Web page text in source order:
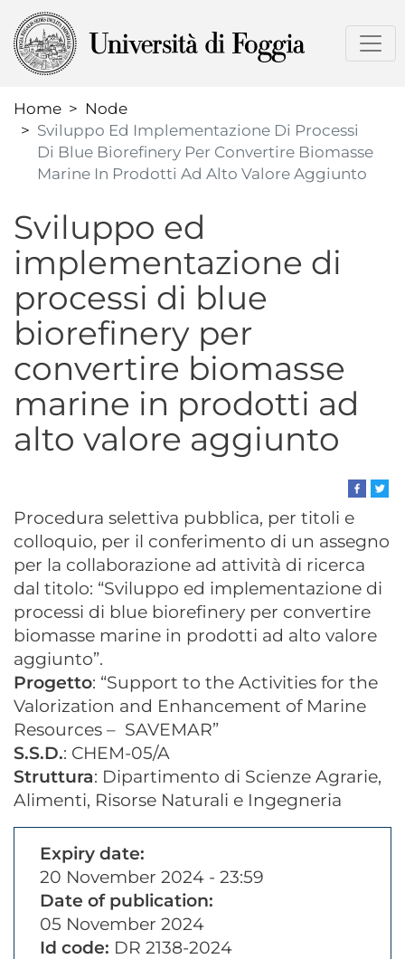
to
Home
Node
Sviluppo Ed Implementazione Di Processi
Di Blue Biorefinery Per Convertire Biomasse
Marine In Prodotti Ad Alto Valore Aggiunto
Sviluppo ed
implementazione di
processi di blue
biorefinery per
convertire biomasse
marine in prodotti ad
alto valore aggiunto
Procedura selettiva pubblica, per titoli e
colloquio, per il conferimento di un assegno
per la collaborazione ad attività di ricerca
dal titolo: “Sviluppo ed implementazione di
processi di blue biorefinery per convertire
biomasse marine in prodotti ad alto valore
aggiunto”.
Progetto: “Support to the Activities for the
Valorization and Enhancement of Marine
Resources – SAVEMAR”
S.S.D.: CHEM-05/A
Struttura: Dipartimento di Scienze Agrarie,
Alimenti, Risorse Naturali e Ingegneria
Expiry date:
20 November 2024 - 23:59
Date of publication:
05 November 2024
Id code: DR 2138-2024